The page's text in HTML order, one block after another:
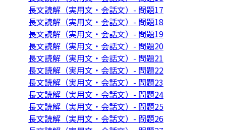
長文読解（実用文・会話文）- 問題17
長文読解（実用文・会話文）- 問題18
長文読解（実用文・会話文）- 問題19
長文読解（実用文・会話文）- 問題20
長文読解（実用文・会話文）- 問題21
長文読解（実用文・会話文）- 問題22
長文読解（実用文・会話文）- 問題23
長文読解（実用文・会話文）- 問題24
長文読解（実用文・会話文）- 問題25
長文読解（実用文・会話文）- 問題26